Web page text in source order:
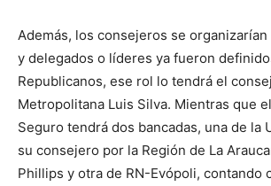
Además, los consejeros se
y delegados o líderes ya fueron
Republicanos, ese rol lo tendrá el
Metropolitana Luis Silva. Mientras que
Seguro tendrá dos bancadas, una de la
su consejero por la Región de La
Phillips y otra de RN-Evópoli, contando